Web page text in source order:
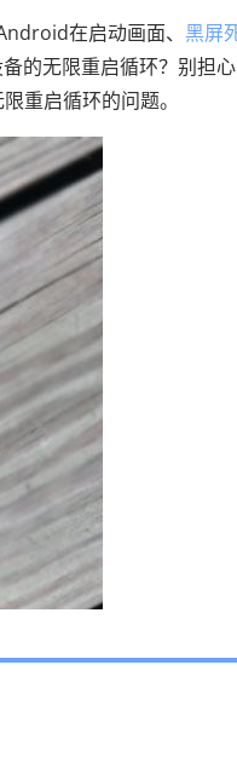
在启动画面、 黑屏
的无限重启循环？别担
重启循环的问题。